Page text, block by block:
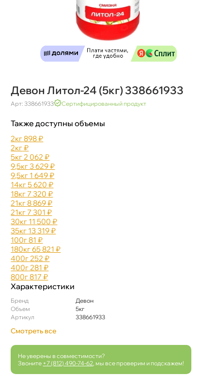
Девон Литол-24 (5кг) 338661933
Арт: 338661933 Сертифицированный продукт
Также доступны объемы
2к898 ₽
2к₽
5к 2 062 ₽
9,5к3 629 ₽
9,5к 1 649 ₽
14к5 620 ₽
18к7 320 ₽
21к8 869 ₽
21к7 301 ₽
30к 11 500 ₽
35к 13 319 ₽
10081 ₽
180к65 821 ₽
400 252 ₽
400 281 ₽
800817 ₽
Характеристики
Бренд
Девон
Объем
5к
Артикул
338661933
Смотреть все
Не уверены в совместимости?
Звоните +7 (812) 490-74-62 , мы все проверим и подскажем!